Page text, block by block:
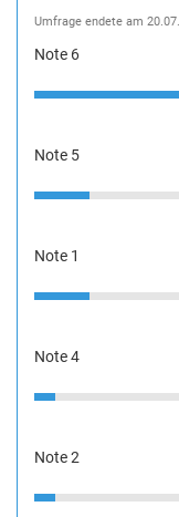
Umfrage endete am
Note 6
Note 5
Note 1
Note 4
Note 2